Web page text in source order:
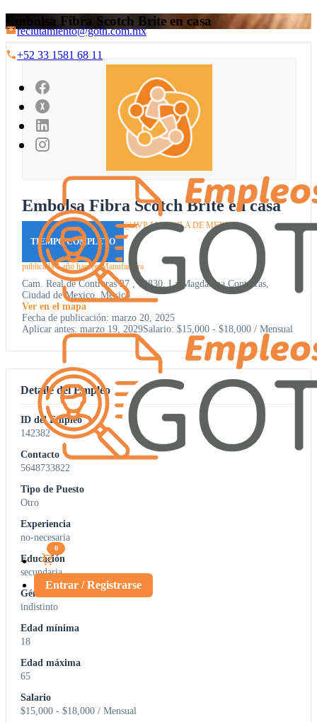
reclutamiento@goth.com.mx
+52 33 1581 68 11
0
Entrar / Registrarse
Embolsa Fibra Scotch Brite en casa
Embolsa Fibra Scotch Brite en casa
TIEMPO COMPLETO
@AVP MAQUILA DE MEXICO
publicada 1 año haceen Manufactura
Cam. Real de Contreras 27 , 10830, La Magdalena Contreras,
Ciudad de Mexico, Mexico
Ver en el mapa
Fecha de publicación: marzo 20, 2025
Aplicar antes: marzo 19, 2029Salario: $15,000 - $18,000 / Mensual
Detalle del Empleo
ID del Empleo
142382
Contacto
5648733822
Tipo de Puesto
Otro
Experiencia
no-necesaria
Educación
secundaria
Género
indistinto
Edad mínima
18
Edad máxima
65
Salario
$15,000 - $18,000 / Mensual